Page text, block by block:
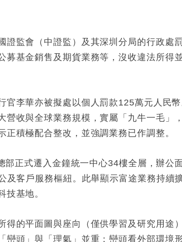
證監會（中證監）及其深圳分局的行政處
募基金銷售及期貨業務等，沒收違法所得
官李華亦被擬處以個人罰款125萬元人民
營收與全球業務規模，實屬「九牛一毛」
正積極配合整改，並強調業務已作調整。
部正式遷入金鐘統一中心34樓全層，辦公
及客戶服務樞紐。此舉顯示富途業務持續
技基地。
得的平面圖與座向（僅供學習及研究用途
巒頭」與「理氣」並重：巒頭看外部環境